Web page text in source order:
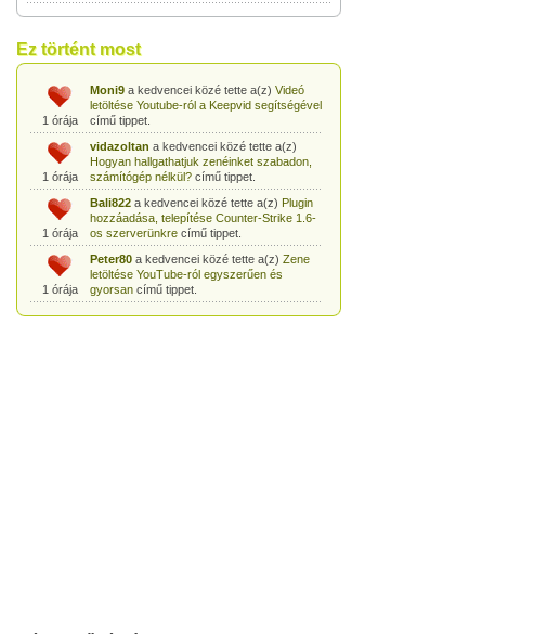
Ez történt most
1 órája
hónapos kortólcímű tippet.
1 órája
Babakonyha - Alma-banán püré készítése
egyszerűencímű tippet.
1 órája
Moni9a kedvencei közé tette a(z) Videó
letöltése Youtube-ról a Keepvid segítségével
című tippet.
1 órája
vidazoltan a kedvencei közé tette a(z)
Hogyan hallgathatjuk zenéinket szabadon,
számítógép nélkül?című tippet.
1 órája
Bali822a kedvencei közé tette a(z) Plugin
hozzáadása, telepítése Counter-Strike 1.6-
os szerverünkrecímű tippet.
1 órája
Peter80a kedvencei közé tette a(z) Zene
letöltése YouTube-ról egyszerűen és
gyorsancímű tippet.
Heni77a kedvencei közé tette a(z)Counter